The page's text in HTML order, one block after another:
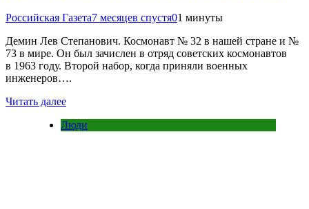
Российская Газета7 месяцев спустя01 минуты
Демин Лев Степанович. Космонавт № 32 в нашей стране и №
73 в мире. Он был зачислен в отряд советских космонавтов
в 1963 году. Второй набор, когда приняли военных
инженеров….
Читать далее
Люди